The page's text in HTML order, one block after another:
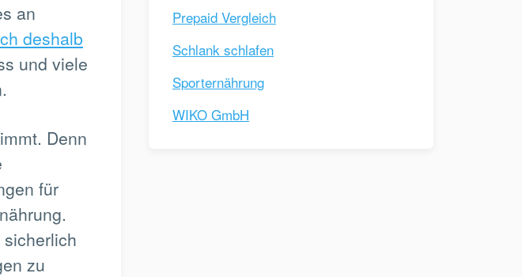
an
deshalb
und viele
Denn
für
zu
Prepaid Vergleich
Schlank schlafen
Sporternährung
WIKO GmbH